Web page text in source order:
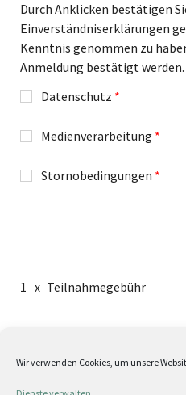
Wir verwenden Cookies, um unsere
Durch Anklicken bestätigen
Einverständniserklärungen
Kenntnis genommen zu
Anmeldung bestätigt werden.
Datenschutz *
Medienverarbeitung *
Stornobedingungen *
1 x Teilnahmegebühr